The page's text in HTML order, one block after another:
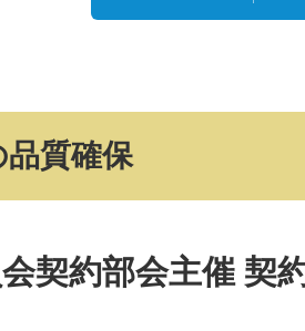
質確保
契約部会主催 契